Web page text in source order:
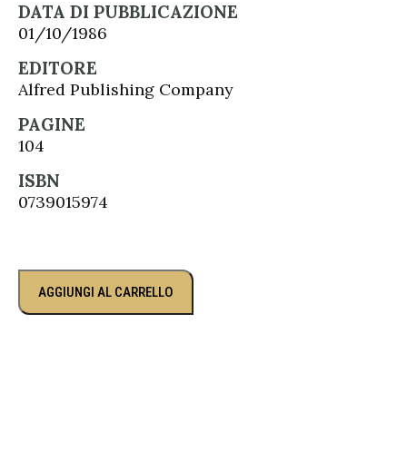
DATA DI PUBBLICAZIONE
01/10/1986
EDITORE
Alfred Publishing Company
PAGINE
104
ISBN
0739015974
AGGIUNGI AL CARRELLO